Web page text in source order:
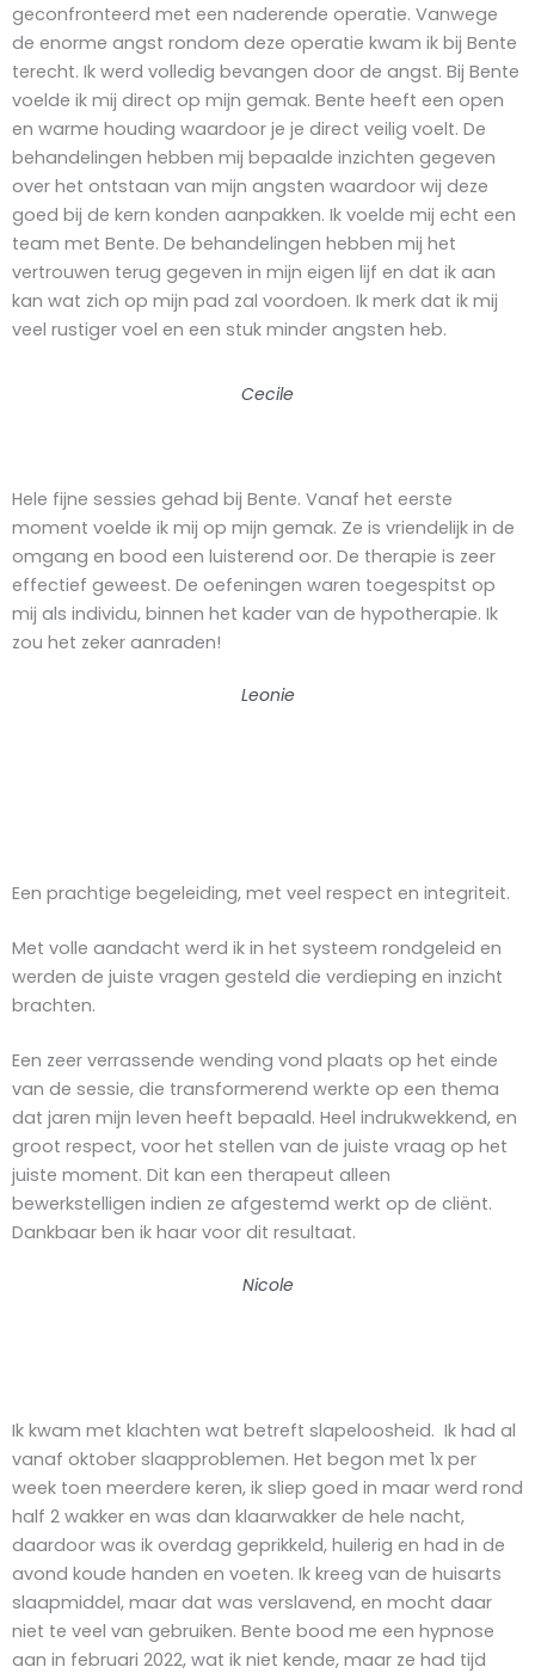
geconfronteerd met een naderende operatie. Vanwege
de enorme angst rondom deze operatie kwam ik bij Bente
terecht. Ik werd volledig bevangen door de angst. Bij Bente
voelde ik mij direct op mijn gemak. Bente heeft een open
en warme houding waardoor je je direct veilig voelt. De
behandelingen hebben mij bepaalde inzichten gegeven
over het ontstaan van mijn angsten waardoor wij deze
goed bij de kern konden aanpakken. Ik voelde mij echt een
team met Bente. De behandelingen hebben mij het
vertrouwen terug gegeven in mijn eigen lijf en dat ik aan
kan wat zich op mijn pad zal voordoen. Ik merk dat ik mij
veel rustiger voel en een stuk minder angsten heb.
Cecile
Hele fijne sessies gehad bij Bente. Vanaf het eerste
moment voelde ik mij op mijn gemak. Ze is vriendelijk in de
omgang en bood een luisterend oor. De therapie is zeer
effectief geweest. De oefeningen waren toegespitst op
mij als individu, binnen het kader van de hypotherapie. Ik
zou het zeker aanraden!
Leonie
Een prachtige begeleiding, met veel respect en integriteit.
Met volle aandacht werd ik in het systeem rondgeleid en
werden de juiste vragen gesteld die verdieping en inzicht
brachten.
Een zeer verrassende wending vond plaats op het einde
van de sessie, die transformerend werkte op een thema
dat jaren mijn leven heeft bepaald. Heel indrukwekkend, en
groot respect, voor het stellen van de juiste vraag op het
juiste moment. Dit kan een therapeut alleen
bewerkstelligen indien ze afgestemd werkt op de cliënt.
Dankbaar ben ik haar voor dit resultaat.
Nicole
Ik kwam met klachten wat betreft slapeloosheid. Ik had al
vanaf oktober slaapproblemen. Het begon met 1x per
week toen meerdere keren, ik sliep goed in maar werd rond
half 2 wakker en was dan klaarwakker de hele nacht,
daardoor was ik overdag geprikkeld, huilerig en had in de
avond koude handen en voeten. Ik kreeg van de huisarts
slaapmiddel, maar dat was verslavend, en mocht daar
niet te veel van gebruiken. Bente bood me een hypnose
aan in februari 2022, wat ik niet kende, maar ze had tijd